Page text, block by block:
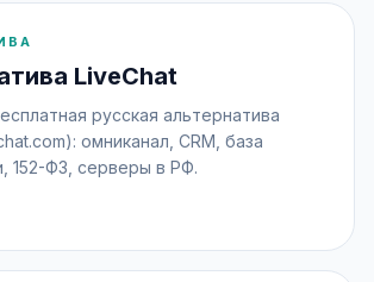
LiveChat
русская альтернатива
омниканал, CRM, база
152-ФЗ, серверы в РФ.